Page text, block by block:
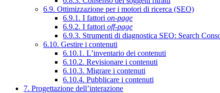
6.9. Ottimizzazione per i motori di ricerca (SEO)
6.9.1. I fattori on-page
6.9.2. I fattori off-page
6.9.3. Strumenti di diagnostica SEO: Search
6.10. Gestire i contenuti
6.10.1. L’inventario dei contenuti
6.10.2. Revisionare i contenuti
6.10.3. Migrare i contenuti
6.10.4. Pubblicare i contenuti
7. Progettazione dell’interazione